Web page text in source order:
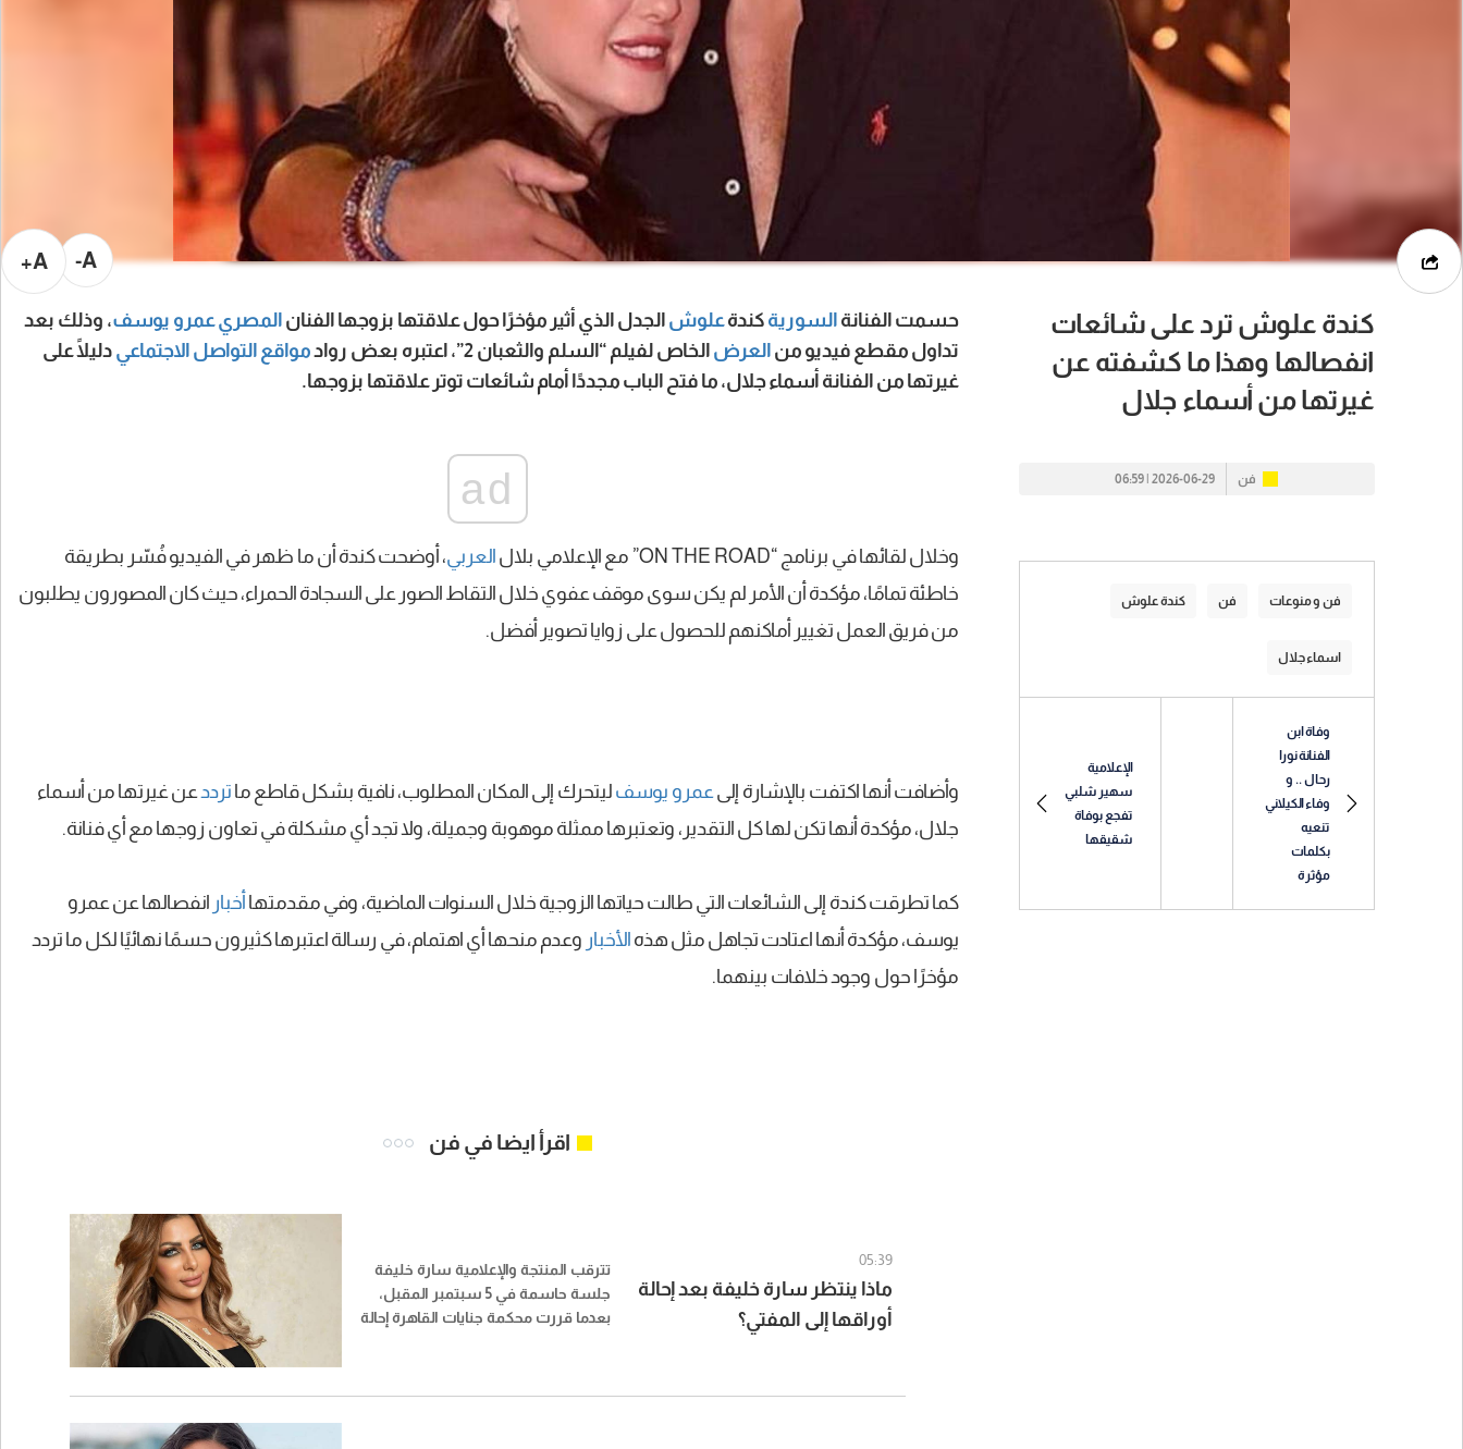
A-
A+
كندة علوش ترد على شائعات
انفصالها وهذا ما كشفته عن
غيرتها من أسماء جلال
فن 2026-06-29 | 06:59
فن و منوعات فن كندة علوش
اسماء جلال
وفاة ابن
الفنانة نورا
رحال .. و
وفاء الكيلاني
تنعيه
بكلمات
مؤثرة
الإعلامية
سهير شلبي
تفجع بوفاة
شقيقها
حسمت الفنانة السورية كندةعلوش الجدل الذي أثير مؤخرًا حول علاقتها بزوجها الفنان المصري عمرو يوسف، وذلك بعد
تداول مقطع فيديو من العرض الخاص لفيلم “السلم والثعبان 2”، اعتبره بعض رواد مواقع التواصل الاجتماعي دليلًا على
غيرتها من الفنانة أسماء جلال، ما فتح الباب مجددًا أمام شائعات توتر علاقتها بزوجها.
ad
وخلال لقائها في برنامج “ON THE ROAD” مع الإعلامي بلال العربي، أوضحت كندة أن ما ظهر في الفيديو فُسّر بطريقة
خاطئة تمامًا، مؤكدة أن الأمر لم يكن سوى موقف عفوي خلال التقاط الصور على السجادة الحمراء، حيث كان المصورون يطلبون
من فريق العمل تغيير أماكنهم للحصول على زوايا تصوير أفضل.
وأضافت أنها اكتفت بالإشارة إلىعمرو يوسف ليتحرك إلى المكان المطلوب، نافية بشكل قاطع ما ترددعن غيرتها من أسماء
جلال، مؤكدة أنها تكن لها كل التقدير، وتعتبرها ممثلة موهوبة وجميلة، ولا تجد أي مشكلة في تعاون زوجها مع أي فنانة.
كما تطرقت كندة إلى الشائعات التي طالت حياتها الزوجية خلال السنوات الماضية، وفي مقدمتها أخبار انفصالها عن عمرو
يوسف، مؤكدة أنها اعتادت تجاهل مثل هذه الأخبار وعدم منحها أي اهتمام، في رسالة اعتبرها كثيرون حسمًا نهائيًا لكل ما تردد
مؤخرًا حول وجود خلافات بينهما.
اقرأ ايضا في فن
05:39
ماذا ينتظر سارة خليفة بعد إحالة
أوراقها إلى المفتي؟
تترقب المنتجة والإعلامية سارة خليفة
جلسة حاسمة في 5 سبتمبر المقبل،
بعدما قررت محكمة جنايات القاهرة إحالة